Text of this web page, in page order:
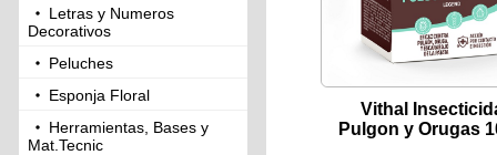
Letras y Numeros
Decorativos
Peluches
Esponja Floral
Herramientas, Bases y
Mat.Tecnic
Vithal
Pulgon y Orugas